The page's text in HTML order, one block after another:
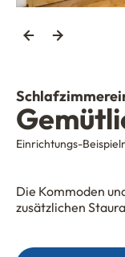
Einrichtungs-
Die Kommoden
zusätzlichen